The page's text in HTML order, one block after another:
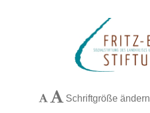
Schriftgröße ändern